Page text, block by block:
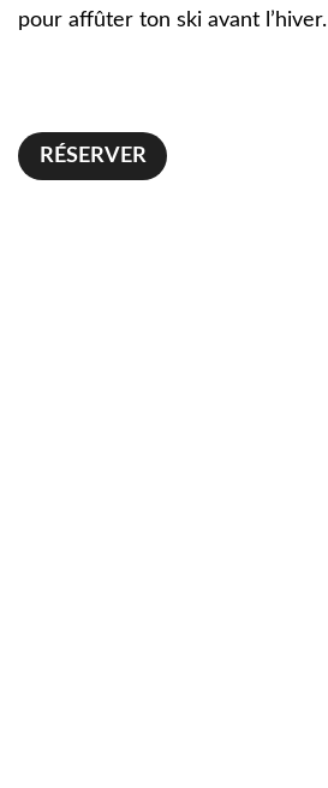
pour affûter ton ski avant l’hiver.
RÉSERVER